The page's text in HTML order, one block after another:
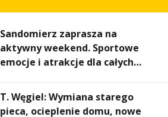
Sandomierz zaprasza na
aktywny weekend. Sportowe
emocje i atrakcje dla całych
T. Węgiel: Wymiana starego
pieca, ocieplenie domu, nowe